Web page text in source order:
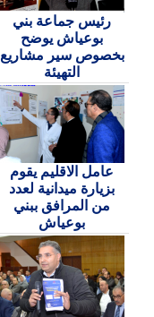
رئيس جماعة بني
بوعياش يوضح
بخصوص سير مشاريع
التهيئة
عامل الاقليم يقوم
بزيارة ميدانية لعدد
من المرافق ببني
بوعياش